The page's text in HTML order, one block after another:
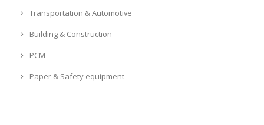
Transportation & Automotive
Building & Construction
PCM
Paper & Safety equipment